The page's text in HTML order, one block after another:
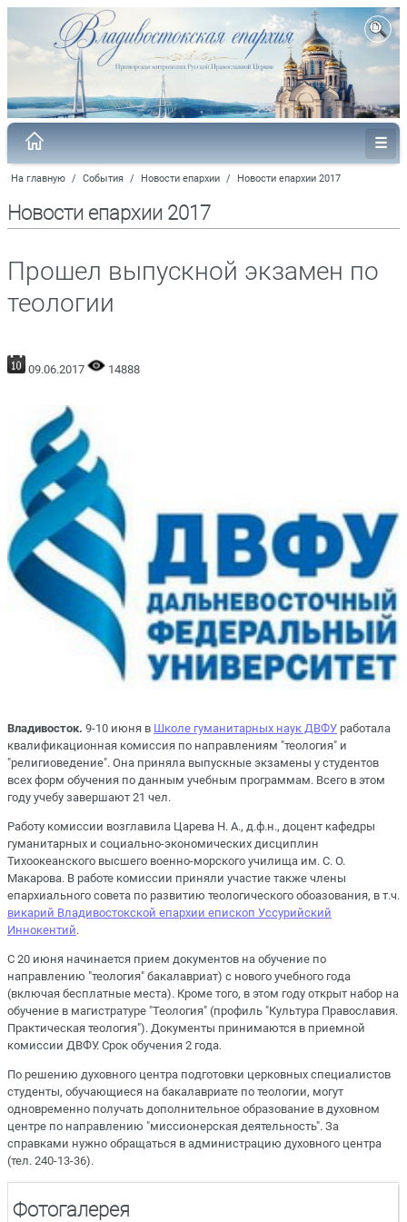
На главную / События / Новости епархии / Новости епархии 2017
Новости епархии 2017
Прошел выпускной экзамен по
теологии
09.06.2017 14888
Владивосток. 9-10 июня в Школе гуманитарных наук ДВФУ работала
квалификационная комиссия по направлениям "теология" и
"религиоведение". Она приняла выпускные экзамены у студентов
всех форм обучения по данным учебным программам. Всего в этом
году учебу завершают 21 чел.
Работу комиссии возглавила Царева Н. А., д.ф.н., доцент кафедры
гуманитарных и социально-экономических дисциплин
Тихоокеанского высшего военно-морского училища им. С. О.
Макарова. В работе комиссии приняли участие также члены
епархиального совета по развитию теологического обоазования, в т.ч.
викарий Владивостокской епархии епископ Уссурийский
Иннокентий.
С 20 июня начинается прием документов на обучение по
направлению "теология" бакалавриат) с нового учебного года
(включая бесплатные места). Кроме того, в этом году открыт набор на
обучение в магистратуре "Теология" (профиль "Культура Православия.
Практическая теология"). Документы принимаются в приемной
комиссии ДВФУ. Срок обучения 2 года.
По решению духовного центра подготовки церковных специалистов
студенты, обучающиеся на бакалавриате по теологии, могут
одновременно получать дополнительное образование в духовном
центре по направлению "миссионерская деятельность". За
справками нужно обращаться в администрацию духовного центра
(тел. 240-13-36).
Фотогалерея